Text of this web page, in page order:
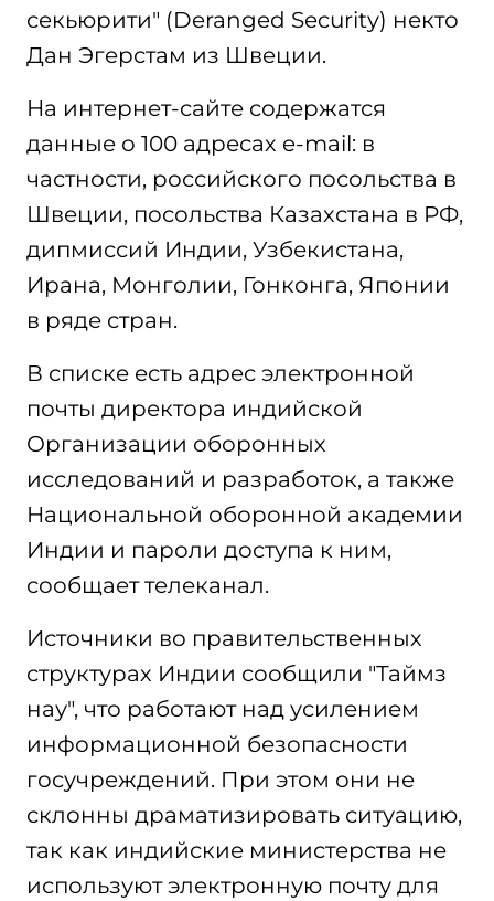
секьюрити" (Deranged Security) некто
Дан Эгерстам из Швеции.
На интернет-сайте содержатся
данные о 100 адресах e-mail: в
частности, российского посольства в
Швеции, посольства Казахстана в РФ,
дипмиссий Индии, Узбекистана,
Ирана, Монголии, Гонконга, Японии
в ряде стран.
В списке есть адрес электронной
почты директора индийской
Организации оборонных
исследований и разработок, а также
Национальной оборонной академии
Индии и пароли доступа к ним,
сообщает телеканал.
Источники во правительственных
структурах Индии сообщили "Таймз
нау", что работают над усилением
информационной безопасности
госучреждений. При этом они не
склонны драматизировать ситуацию,
так как индийские министерства не
используют электронную почту для